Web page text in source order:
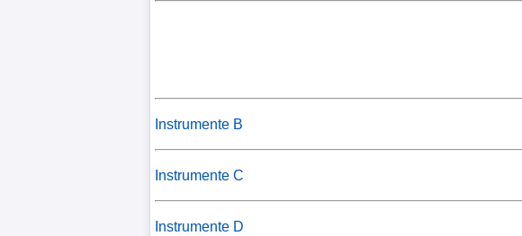
Instrumente B
Instrumente C
Instrumente D